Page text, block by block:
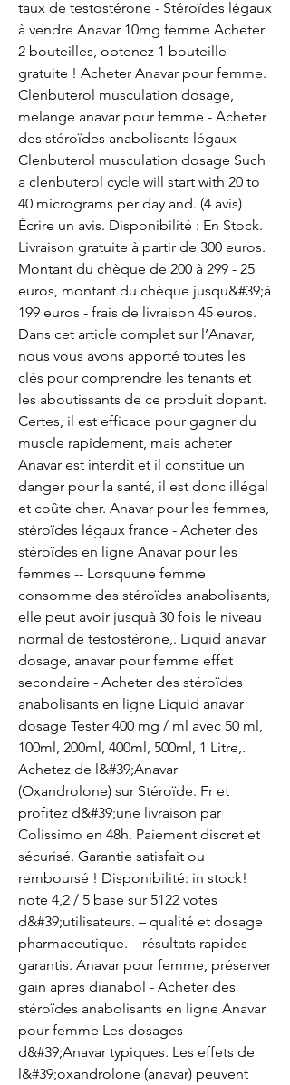
taux de testostérone - Stéroïdes légaux
à vendre Anavar 10mg femme Acheter
2 bouteilles, obtenez 1 bouteille
gratuite ! Acheter Anavar pour femme.
Clenbuterol musculation dosage,
melange anavar pour femme - Acheter
des stéroïdes anabolisants légaux
Clenbuterol musculation dosage Such
a clenbuterol cycle will start with 20 to
40 micrograms per day and. (4 avis)
Écrire un avis. Disponibilité : En Stock.
Livraison gratuite à partir de 300 euros.
Montant du chèque de 200 à 299 - 25
euros, montant du chèque jusqu&#39;à
199 euros - frais de livraison 45 euros.
Dans cet article complet sur l’Anavar,
nous vous avons apporté toutes les
clés pour comprendre les tenants et
les aboutissants de ce produit dopant.
Certes, il est efficace pour gagner du
muscle rapidement, mais acheter
Anavar est interdit et il constitue un
danger pour la santé, il est donc illégal
et coûte cher. Anavar pour les femmes,
stéroïdes légaux france - Acheter des
stéroïdes en ligne Anavar pour les
femmes -- Lorsquune femme
consomme des stéroïdes anabolisants,
elle peut avoir jusquà 30 fois le niveau
normal de testostérone,. Liquid anavar
dosage, anavar pour femme effet
secondaire - Acheter des stéroïdes
anabolisants en ligne Liquid anavar
dosage Tester 400 mg / ml avec 50 ml,
100ml, 200ml, 400ml, 500ml, 1 Litre,.
Achetez de l&#39;Anavar
(Oxandrolone) sur Stéroïde. Fr et
profitez d&#39;une livraison par
Colissimo en 48h. Paiement discret et
sécurisé. Garantie satisfait ou
remboursé ! Disponibilité: in stock!
note 4,2 / 5 base sur 5122 votes
d&#39;utilisateurs. – qualité et dosage
pharmaceutique. – résultats rapides
garantis. Anavar pour femme, préserver
gain apres dianabol - Acheter des
stéroïdes anabolisants en ligne Anavar
pour femme Les dosages
d&#39;Anavar typiques. Les effets de
l&#39;oxandrolone (anavar) peuvent